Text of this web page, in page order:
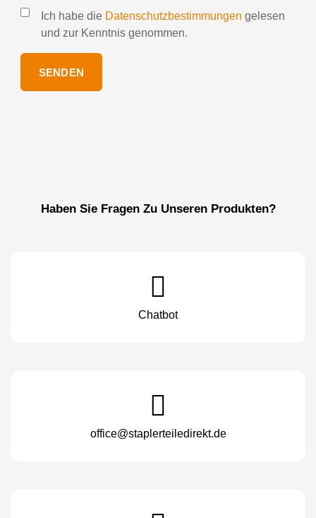
Ich habe die Datenschutzbestimmungen gelesen
und zur Kenntnis genommen.
SENDEN
Haben Sie Fragen Zu Unseren Produkten?
Chatbot
office@staplerteiledirekt.de